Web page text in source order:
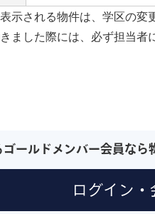
示される物件は、学区の変
ました際には、必ず担当者
ールドメンバー会員なら
ログイン